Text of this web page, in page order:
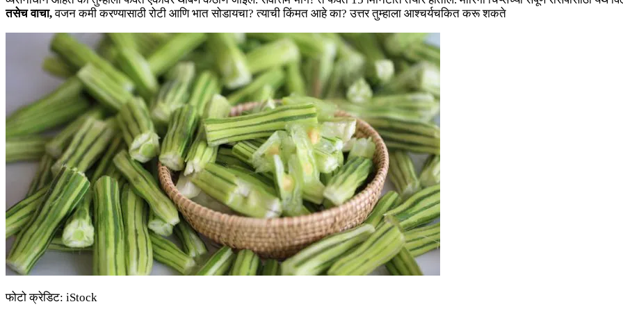
तसेच वाचा,वजन कमी करण्यासाठी रोटी आणि भात सोडायचा? त्याची किंमत आहे का? उत्तर तुम्हाला आश्चर्यचकित करू शकते
फोटो क्रेडिट: iStock